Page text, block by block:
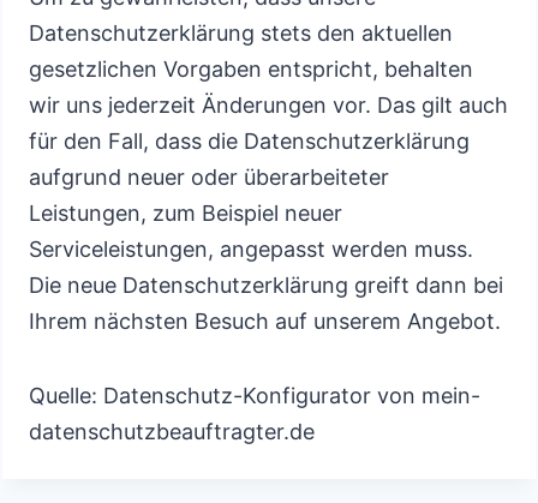
Datenschutzerklärung stets den aktuellen
gesetzlichen Vorgaben entspricht, behalten
wir uns jederzeit Änderungen vor. Das gilt auch
für den Fall, dass die Datenschutzerklärung
aufgrund neuer oder überarbeiteter
Leistungen, zum Beispiel neuer
Serviceleistungen, angepasst werden muss.
Die neue Datenschutzerklärung greift dann bei
Ihrem nächsten Besuch auf unserem Angebot.
Quelle: Datenschutz-Konfigurator von mein-
datenschutzbeauftragter.de